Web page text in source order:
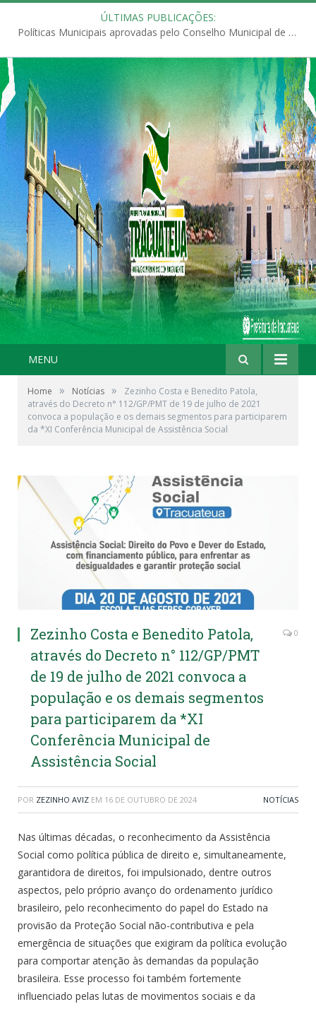
ÚLTIMAS PUBLICAÇÕES:
Políticas Municipais aprovadas pelo Conselho Municipal de Educação (CME)
MENU
Home » Notícias »
Zezinho Costa e Benedito Patola,
através do Decreto n° 112/GP/PMT de 19 de julho de 2021
convoca a população e os demais segmentos para participarem
da *XI Conferência Municipal de Assistência Social
Zezinho Costa e Benedito Patola,
através do Decreto n° 112/GP/PMT
de 19 de julho de 2021 convoca a
população e os demais segmentos
para participarem da *XI
Conferência Municipal de
Assistência Social
0
POR ZEZINHO AVIZ EM 16 DE OUTUBRO DE 2024 NOTÍCIAS
Nas últimas décadas, o reconhecimento da Assistência
Social como política pública de direito e, simultaneamente,
garantidora de direitos, foi impulsionado, dentre outros
aspectos, pelo próprio avanço do ordenamento jurídico
brasileiro, pelo reconhecimento do papel do Estado na
provisão da Proteção Social não-contributiva e pela
emergência de situações que exigiram da política evolução
para comportar atenção às demandas da população
brasileira. Esse processo foi também fortemente
influenciado pelas lutas de movimentos sociais e da